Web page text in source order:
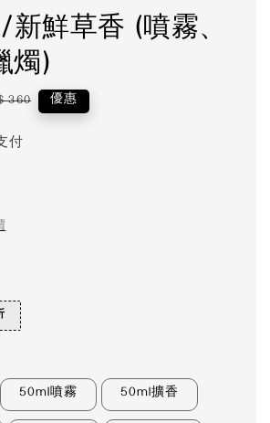
鮮草香 (噴霧、
燭)
360 優惠
付
50ml噴霧 50ml擴香